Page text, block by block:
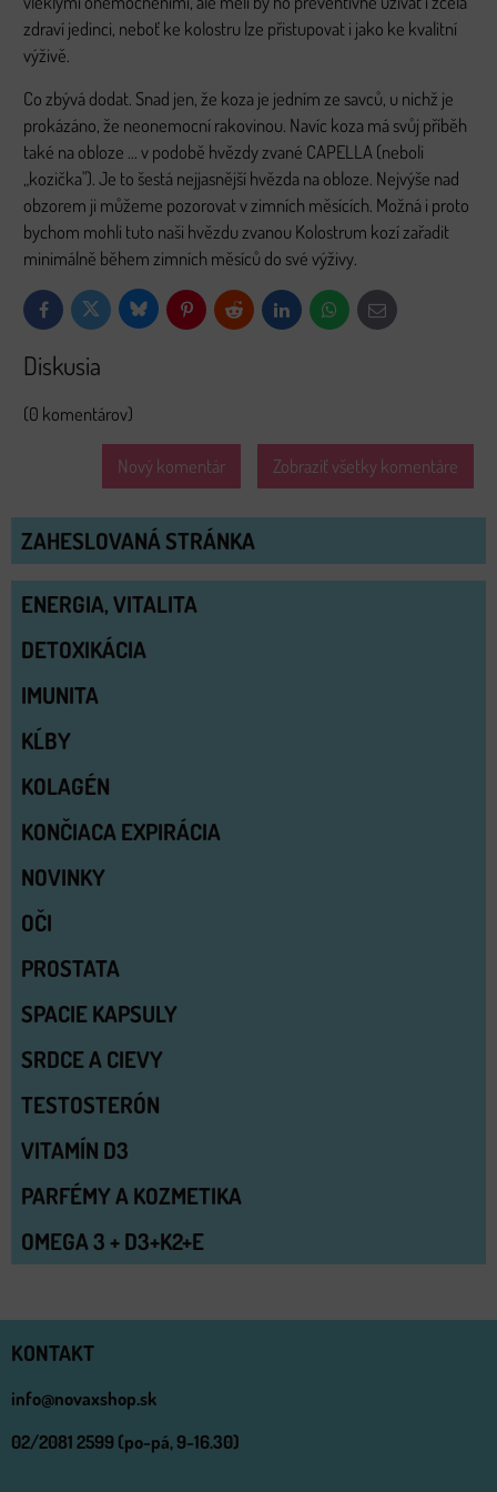
zdraví jedinci, neboť ke kolostru lze přistupovat i jako ke kvalitní
výživě.
Co zbývá dodat. Snad jen, že koza je jedním ze savců, u nichž je
prokázáno, že neonemocní rakovinou. Navíc koza má svůj příběh
také na obloze ... v podobě hvězdy zvané CAPELLA (neboli
„kozička"). Je to šestá nejjasnější hvězda na obloze. Nejvýše nad
obzorem ji můžeme pozorovat v zimních měsících. Možná i proto
bychom mohli tuto naši hvězdu zvanou Kolostrum kozí zařadit
minimálně během zimních měsíců do své výživy.
FacebookTwitter Bluesky PinterestReddit LinkedInWhatsApp
E-
mail
Diskusia
(0 komentárov)
Zobraziť všetky komentáre
Nový komentár
ZAHESLOVANÁ STRÁNKA
ENERGIA, VITALITA
DETOXIKÁCIA
IMUNITA
KĹBY
KOLAGÉN
KONČIACA EXPIRÁCIA
NOVINKY
OČI
PROSTATA
SPACIE KAPSULY
SRDCE A CIEVY
TESTOSTERÓN
VITAMÍN D3
PARFÉMY A KOZMETIKA
OMEGA 3 + D3+K2+E
KONTAKT
info@novaxshop.sk
02/2081 2599 (po-pá, 9-16.30)